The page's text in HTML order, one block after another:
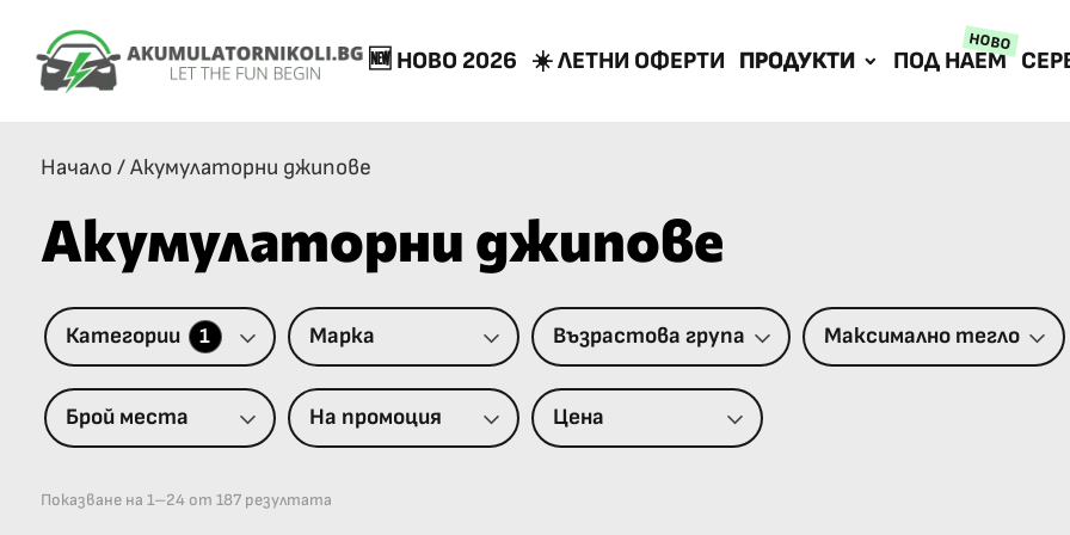
🆕 НОВО 2026 ☀️ ЛЕТНИ ОФЕРТИ ПРОДУКТИ ПОД НАЕМ
НОВО
Начало /Акумулаторни джипове
Акумулаторни джипове
Категории 1 Марка Възрастова група Максимално тегло
Брой места На промоция Цена
Показване на 1–24 от 187 резултата